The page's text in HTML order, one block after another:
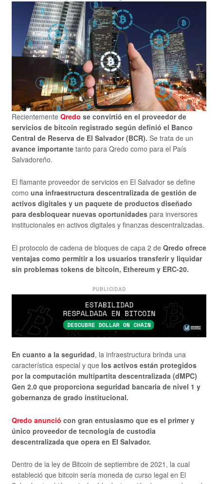
Recientemente Qredo se convirtió en el proveedor de
servicios de bitcoin registrado según definió el Banco
Central de Reserva de El Salvador (BCR). Se trata de un
avance importante tanto para Qredo como para el País
Salvadoreño.
El flamante proveedor de servicios en El Salvador se define
como una infraestructura descentralizada de gestión de
activos digitales y un paquete de productos diseñado
para desbloquear nuevas oportunidades para inversores
institucionales en activos digitales y finanzas descentralizadas.
El protocolo de cadena de bloques de capa 2 de Qredo ofrece
ventajas como permitir a los usuarios transferir y liquidar
sin problemas tokens de bitcoin, Ethereum y ERC-20.
PUBLICIDAD
En cuanto a la seguridad, la infraestructura brinda una
característica especial y que los activos están protegidos
por la computación multipartita descentralizada (dMPC)
Gen 2.0 que proporciona seguridad bancaria de nivel 1 y
gobernanza de grado institucional.
Qredo anunció con gran entusiasmo que es el primer y
único proveedor de tecnología de custodia
descentralizada que opera en El Salvador.
Dentro de la ley de Bitcoin de septiembre de 2021, la cual
estableció que bitcoin sería moneda de curso legal en El